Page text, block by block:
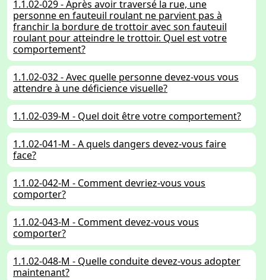
1.1.02-029 - Après avoir traversé la rue, une
personne en fauteuil roulant ne parvient pas à
franchir la bordure de trottoir avec son fauteuil
roulant pour atteindre le trottoir. Quel est votre
comportement?
1.1.02-032 - Avec quelle personne devez-vous vous
attendre à une déficience visuelle?
1.1.02-039-M - Quel doit être votre comportement?
1.1.02-041-M - A quels dangers devez-vous faire
face?
1.1.02-042-M - Comment devriez-vous vous
comporter?
1.1.02-043-M - Comment devez-vous vous
comporter?
1.1.02-048-M - Quelle conduite devez-vous adopter
maintenant?